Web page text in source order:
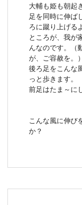
大輔も姫も朝起
足を同時に伸ば
ろに蹴り上げる
ところが、我が
んなのです。（
が、ご容赦を。）
後ろ足をこんな
っと歩きます。
前足はたま～に
こんな風に伸び
か？